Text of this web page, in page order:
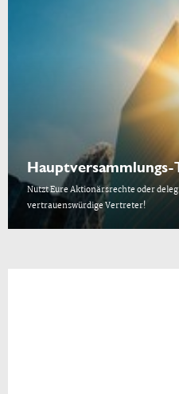
Hauptversammlungs-
Nutzt Eure Aktionärsrechte oder
vertrauenswürdige Vertreter!